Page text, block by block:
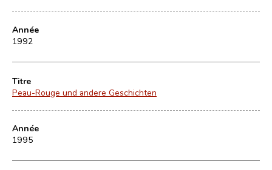
Année
1992
Titre
Peau-Rouge und andere Geschichten
Année
1995